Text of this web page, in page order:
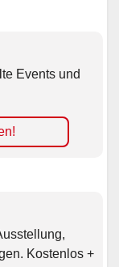
Events und
Kostenlos +